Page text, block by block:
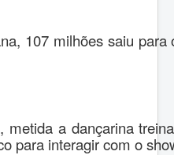
107 milhões saiu
metida a dançarina
para interagir com o